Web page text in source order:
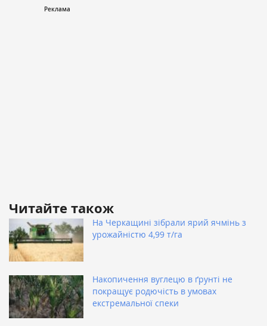
Читайте також
На Черкащині зібрали ярий ячмінь з
урожайністю 4,99 т/га
Накопичення вуглецю в ґрунті не
покращує родючість в умовах
екстремальної спеки